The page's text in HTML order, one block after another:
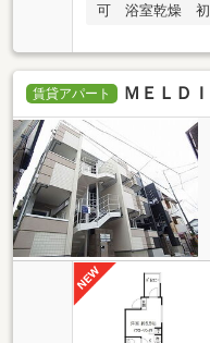
可 浴室乾燥 初
賃貸アパート ＭＥＬＤ